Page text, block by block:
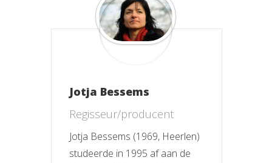
Jotja Bessems
Regisseur/producent
Jotja Bessems (1969, Heerlen)
studeerde in 1995 af aan de